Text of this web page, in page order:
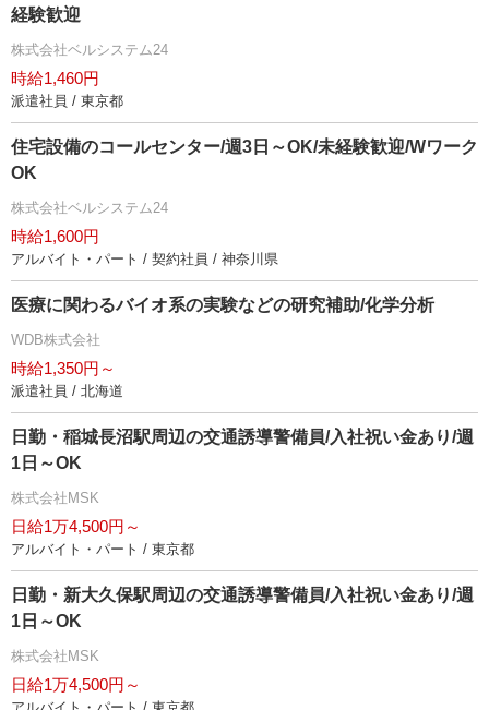
経験歓迎
株式会社ベルシステム24
時給1,460円
派遣社員 / 東京都
住宅設備のコールセンター/週3日～OK/未経験歓迎/Wワーク
OK
株式会社ベルシステム24
時給1,600円
アルバイト・パート / 契約社員 / 神奈川県
医療に関わるバイオ系の実験などの研究補助/化学分析
WDB株式会社
時給1,350円～
派遣社員 / 北海道
日勤・稲城長沼駅周辺の交通誘導警備員/入社祝い金あり/週
1日～OK
株式会社MSK
日給1万4,500円～
アルバイト・パート / 東京都
日勤・新大久保駅周辺の交通誘導警備員/入社祝い金あり/週
1日～OK
株式会社MSK
日給1万4,500円～